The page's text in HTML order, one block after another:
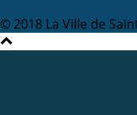
© 2018 La Ville de